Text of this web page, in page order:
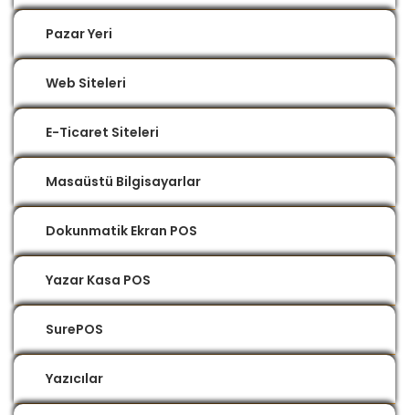
Pazar Yeri
Web Siteleri
E-Ticaret Siteleri
Masaüstü Bilgisayarlar
Dokunmatik Ekran POS
Yazar Kasa POS
SurePOS
Yazıcılar